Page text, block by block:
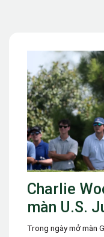
Charlie
màn U.S.
Trong ngày mở màn